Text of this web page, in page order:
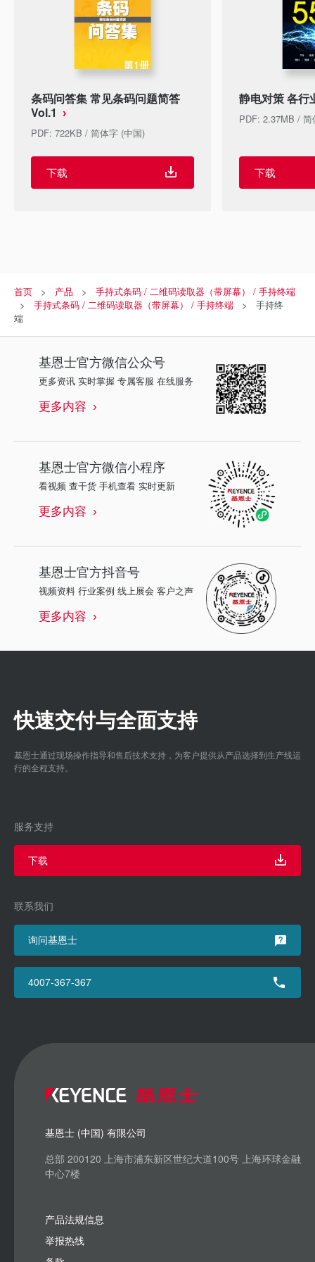
条码问答集 常见条码问题简答
Vol.1
PDF: 722KB / 简体字 (中国)
下载
静电对策 各行
PDF: 2.37MB / 简
下载
首页 产品
手持式条码 / 二维码读取器（带屏幕） / 手持终端
手持式条码 / 二维码读取器（带屏幕） / 手持终端
手持终
端
基恩士官方微信公众号
更多资讯 实时掌握 专属客服 在线服务
更多内容
基恩士官方微信小程序
看视频 查干货 手机查看 实时更新
更多内容
基恩士官方抖音号
视频资料 行业案例 线上展会 客户之声
更多内容
快速交付与全面支持
基恩士通过现场操作指导和售后技术支持，为客户提供从产品选择到生产线运
行的全程支持。
服务支持
下载
联系我们
询问基恩士
4007-367-367
基恩士 (中国) 有限公司
总部 200120 上海市浦东新区世纪大道100号 上海环球金融
中心7楼
产品法规信息
举报热线